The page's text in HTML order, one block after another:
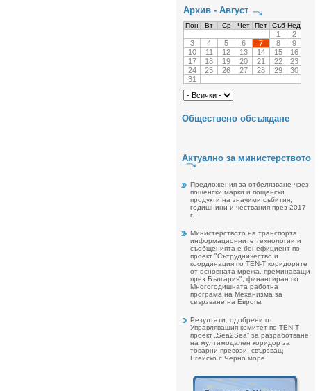
Архив - Август
Пон Вт Ср Чет Пет Съб Нед
1
2
3
4 5 6 7 8
9
10
11 12 13 14 15
16
17
18 19 20 21 22
23
24
25 26 27 28 29
30
31
Обществено обсъждане
Актуално за министерството
Предложения за отбелязване чрез
пощенски марки и пощенски
продукти на значими събития,
годишнини и чествания през 2017
г.
Министерството на транспорта,
информационните технологии и
съобщенията е бенефициент по
проект "Сътрудничество и
координация по TEN-T коридорите
от основната мрежа, преминаващи
през България", финансиран по
Многогодишната работна
програма на Механизма за
свързване на Европа
Резултати, одобрени от
Управляващия комитет по TEN-T
проект „Sea2Sea” за разработване
на мултимодален коридор за
товарни превози, свързващ
Егейско с Черно море.